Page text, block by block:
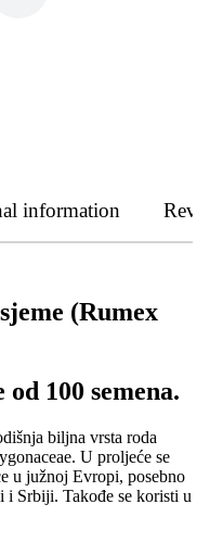
information
(Rumex
100 semena.
biljna vrsta roda
U proljeće se
u južnoj Evropi, posebno
Srbiji. Takođe se koristi u